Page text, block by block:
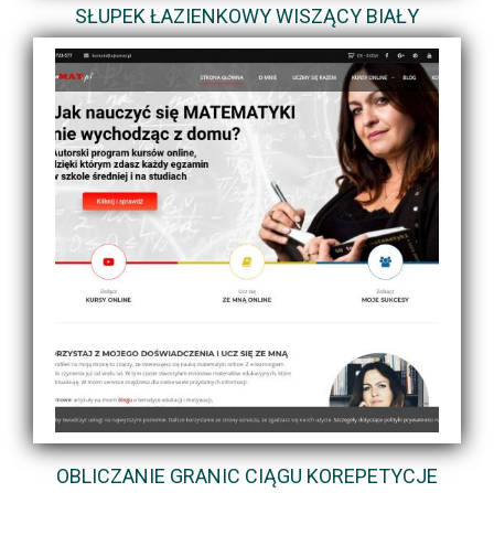
SŁUPEK ŁAZIENKOWY WISZĄCY BIAŁY
OBLICZANIE GRANIC CIĄGU KOREPETYCJE